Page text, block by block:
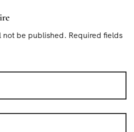
be published. Required fields